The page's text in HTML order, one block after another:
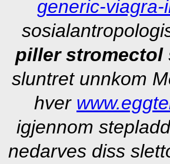
generic-viagra-
piller
sluntret unnkom
hver
igjennom
nedarves diss